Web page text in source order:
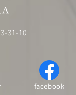
31-10
facebook